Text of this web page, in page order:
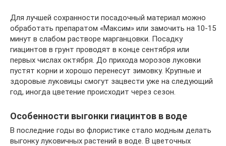
Для лучшей сохранности посадочный материал можно
обработать препаратом «Максим» или замочить на 10-15
минут в слабом растворе марганцовки. Посадку
гиацинтов в грунт проводят в конце сентября или
первых числах октября. До прихода морозов луковки
пустят корни и хорошо перенесут зимовку. Крупные и
здоровые луковицы смогут зацвести уже на следующий
год, иногда цветение происходит через сезон.
Особенности выгонки гиацинтов в воде
В последние годы во флористике стало модным делать
выгонку луковичных растений в воде. В цветочных